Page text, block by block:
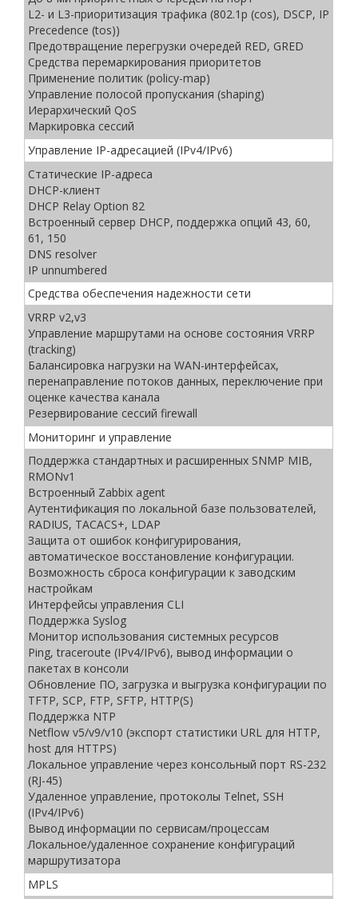
L2- и L3-приоритизация трафика (802.1p (cos), DSCP, IP
Precedence (tos))
Предотвращение перегрузки очередей RED, GRED
Средства перемаркирования приоритетов
Применение политик (policy-map)
Управление полосой пропускания (shaping)
Иерархический QоS
Маркировка сессий
Управление IP-адресацией (IPv4/IPv6)
Статические IP-адреса
DHCP-клиент
DHCP Relay Option 82
Встроенный сервер DHCP, поддержка опций 43, 60,
61, 150
DNS resolver
IP unnumbered
Средства обеспечения надежности сети
VRRP v2,v3
Управление маршрутами на основе состояния VRRP
(tracking)
Балансировка нагрузки на WAN-интерфейсах,
перенаправление потоков данных, переключение при
оценке качества канала
Резервирование сессий firewall
Мониторинг и управление
Поддержка стандартных и расширенных SNMP MIB,
RMONv1
Встроенный Zabbix agent
Аутентификация по локальной базе пользователей,
RADIUS, TACACS+, LDAP
Защита от ошибок конфигурирования,
автоматическое восстановление конфигурации.
Возможность сброса конфигурации к заводским
настройкам
Интерфейсы управления CLI
Поддержка Syslog
Монитор использования системных ресурсов
Ping, traceroute (IPv4/IPv6), вывод информации о
пакетах в консоли
Обновление ПО, загрузка и выгрузка конфигурации по
TFTP, SCP, FTP, SFTP, HTTP(S)
Поддержка NTP
Netflow v5/v9/v10 (экспорт статистики URL для HTTP,
host для HTTPS)
Локальное управление через консольный порт RS-232
(RJ-45)
Удаленное управление, протоколы Telnet, SSH
(IPv4/IPv6)
Вывод информации по сервисам/процессам
Локальное/удаленное сохранение конфигураций
маршрутизатора
MPLS